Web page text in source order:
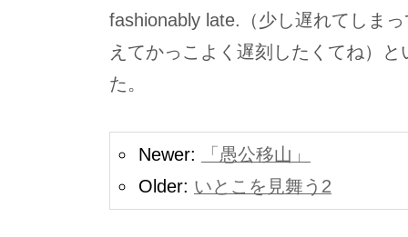
fashionably late.（少し遅れてしま
えてかっこよく遅刻したくてね）
た。
Newer:
「愚公移山」
Older: いとこを見舞う2